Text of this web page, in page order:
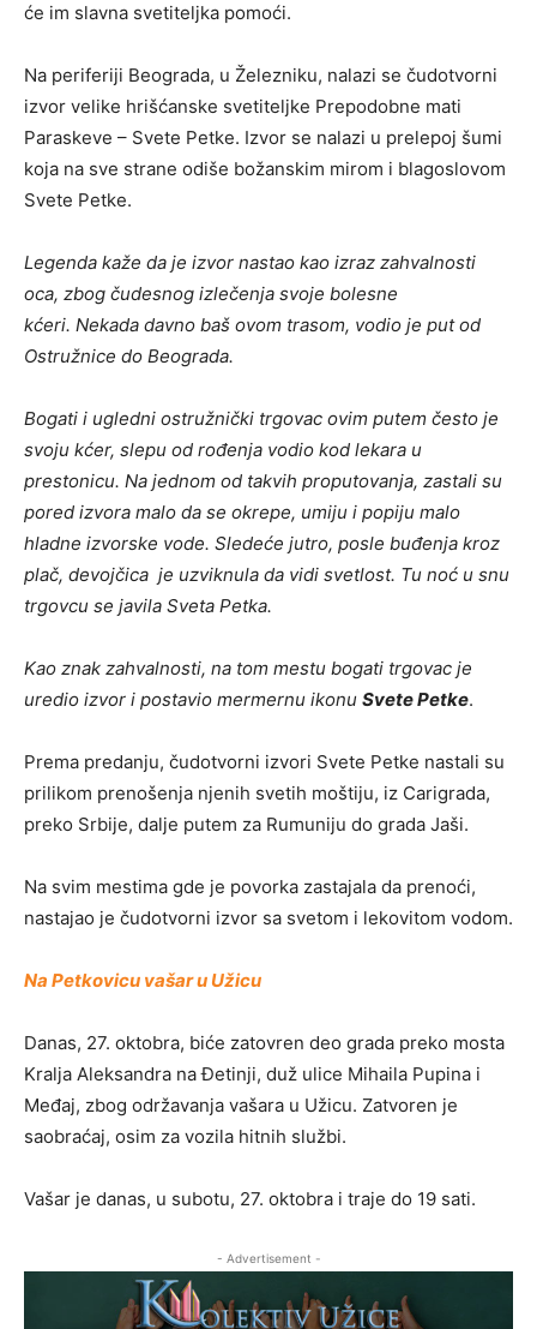
će im slavna svetiteljka pomoći.
Na periferiji Beograda, u Železniku, nalazi se čudotvorni
izvor velike hrišćanske svetiteljke Prepodobne mati
Paraskeve – Svete Petke. Izvor se nalazi u prelepoj šumi
koja na sve strane odiše božanskim mirom i blagoslovom
Svete Petke.
Legenda kaže da je izvor nastao kao izraz zahvalnosti
oca, zbog čudesnog izlečenja svoje bolesne
kćeri. Nekada davno baš ovom trasom, vodio je put od
Ostružnice do Beograda.
Bogati i ugledni ostružnički trgovac ovim putem često je
svoju kćer, slepu od rođenja vodio kod lekara u
prestonicu. Na jednom od takvih proputovanja, zastali su
pored izvora malo da se okrepe, umiju i popiju malo
hladne izvorske vode. Sledeće jutro, posle buđenja kroz
plač, devojčica je uzviknula da vidi svetlost. Tu noć u snu
trgovcu se javila Sveta Petka.
Kao znak zahvalnosti, na tom mestu bogati trgovac je
uredio izvor i postavio mermernu ikonu Svete Petke.
Prema predanju, čudotvorni izvori Svete Petke nastali su
prilikom prenošenja njenih svetih moštiju, iz Carigrada,
preko Srbije, dalje putem za Rumuniju do grada Jaši.
Na svim mestima gde je povorka zastajala da prenoći,
nastajao je čudotvorni izvor sa svetom i lekovitom vodom.
Na Petkovicu vašar u Užicu
Danas, 27. oktobra, biće zatovren deo grada preko mosta
Kralja Aleksandra na Đetinji, duž ulice Mihaila Pupina i
Međaj, zbog održavanja vašara u Užicu. Zatvoren je
saobraćaj, osim za vozila hitnih službi.
Vašar je danas, u subotu, 27. oktobra i traje do 19 sati.
- Advertisement -